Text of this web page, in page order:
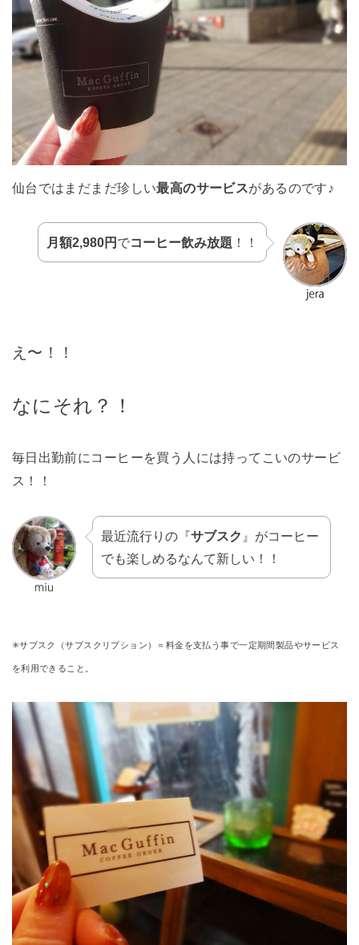
仙台ではまだまだ珍しい最高のサービスがあるのです♪
月額2,980円 でコーヒー飲み放題 ！！
え〜！！
なにそれ？！
毎日出勤前にコーヒーを買う人には持ってこいのサービ
ス！！
最近流行りの『サブスク 』がコーヒー
でも楽しめるなんて新しい！！
✳︎サブスク（サブスクリプション）＝料金を支払う事で一定期間製品やサービス
を利用できること。